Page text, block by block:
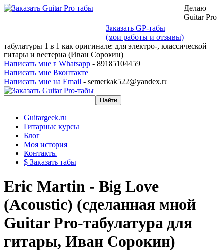
Заказать GP-табы
(мои работы и отзывы)
Делаю
Guitar Pro
табулатуры 1 в 1 как оригинале: для электро-, классической
гитары и вестерна (Иван Сорокин)
Написать мне в Whatsapp - 89185104459
Написать мне Вконтакте
Написать мне на Email - semerkak522@yandex.ru
Guitargeek.ru
Гитарные курсы
Блог
Моя история
Контакты
$ Заказать табы
Eric Martin - Big Love
(Acoustic) (сделанная мной
Guitar Pro-табулатура для
гитары, Иван Сорокин)